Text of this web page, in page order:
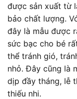
được sản xuất từ
bảo chất lượng.
đây là mẫu được
sức bạc cho bé
thể tránh gió,
nhỏ. Đây cũng là
dịp đầy tháng, lễ
thiếu nhi.